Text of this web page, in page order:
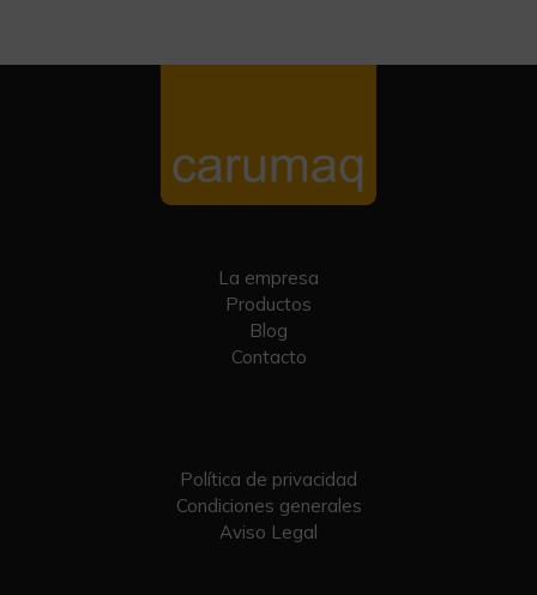
La empresa
Productos
Blog
Contacto
Política de privacidad
Condiciones generales
Aviso Legal